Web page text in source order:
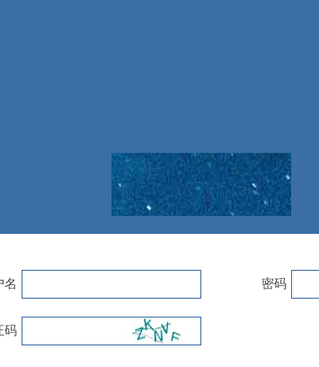
名 密码
码